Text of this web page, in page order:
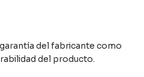
del fabricante como
del producto.